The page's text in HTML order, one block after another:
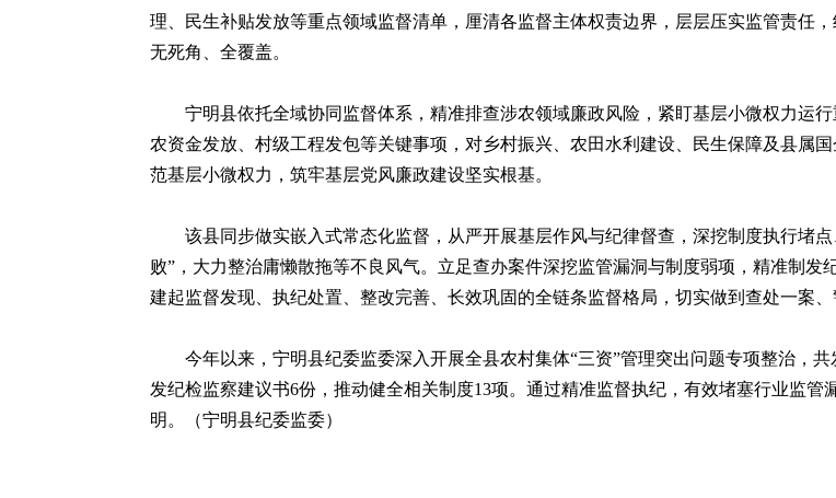
理、民生补贴发放等重点领域监督清单，厘清各监督主体权责边界，层层压实监管责任
无死角、全覆盖。
宁明县依托全域协同监督体系，精准排查涉农领域廉政风险，紧盯基层小微权力运
农资金发放、村级工程发包等关键事项，对乡村振兴、农田水利建设、民生保障及县属
范基层小微权力，筑牢基层党风廉政建设坚实根基。
该县同步做实嵌入式常态化监督，从严开展基层作风与纪律督查，深挖制度执行堵
败”，大力整治庸懒散拖等不良风气。立足查办案件深挖监管漏洞与制度弱项，精准制
建起监督发现、执纪处置、整改完善、长效巩固的全链条监督格局，切实做到查处一案
今年以来，宁明县纪委监委深入开展全县农村集体“三资”管理突出问题专项整治，
发纪检监察建议书6份，推动健全相关制度13项。通过精准监督执纪，有效堵塞行业监
明。（宁明县纪委监委）